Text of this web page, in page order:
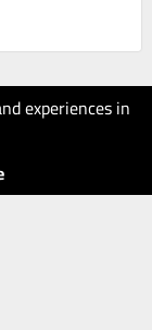
experiences in